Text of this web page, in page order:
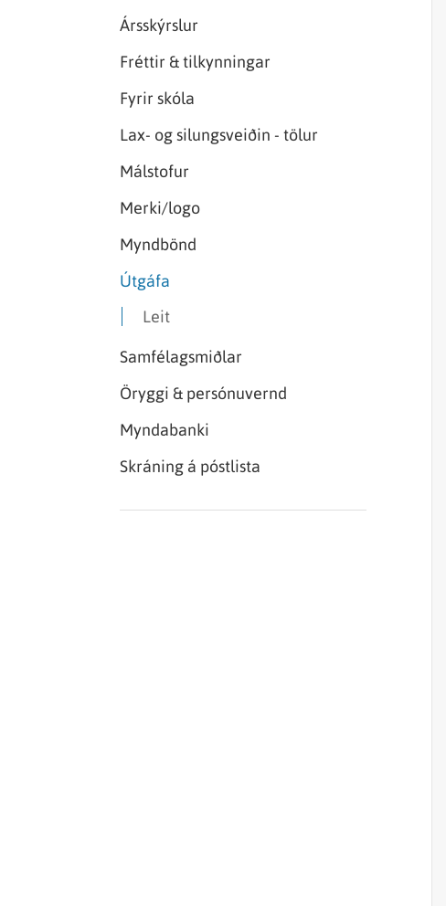
Ársskýrslur
Fréttir & tilkynningar
Fyrir skóla
Lax- og silungsveiðin - tölur
Málstofur
Merki/logo
Myndbönd
Útgáfa
Leit
Samfélagsmiðlar
Öryggi & persónuvernd
Myndabanki
Skráning á póstlista